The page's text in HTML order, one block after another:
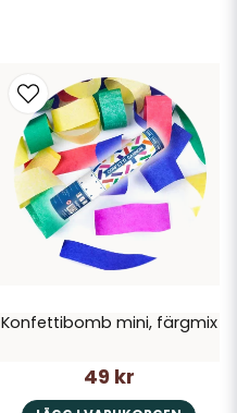
Konfettibomb mini, färgmix
49 kr